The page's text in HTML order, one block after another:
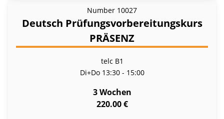
Number 10027
Deutsch Prüfungsvorbereitungskurs
PRÄSENZ
telc B1
Di+Do 13:30 - 15:00
3 Wochen
220.00 €